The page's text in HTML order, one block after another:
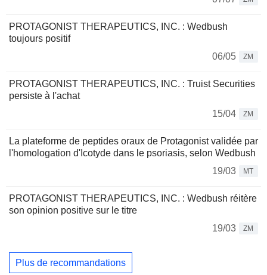
PROTAGONIST THERAPEUTICS, INC. : Wedbush
toujours positif
06/05
ZM
PROTAGONIST THERAPEUTICS, INC. : Truist Securities
persiste à l'achat
15/04
ZM
La plateforme de peptides oraux de Protagonist validée par
l'homologation d'Icotyde dans le psoriasis, selon Wedbush
19/03
MT
PROTAGONIST THERAPEUTICS, INC. : Wedbush réitère
son opinion positive sur le titre
19/03
ZM
Plus de recommandations